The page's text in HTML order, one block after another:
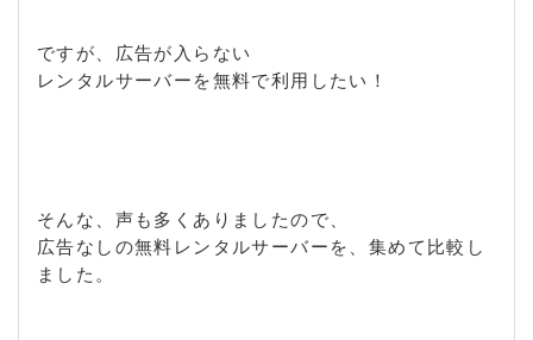
ですが、広告が入らない
レンタルサーバーを無料で利用したい！
そんな、声も多くありましたので、
広告なしの無料レンタルサーバーを、集めて比較し
ました。